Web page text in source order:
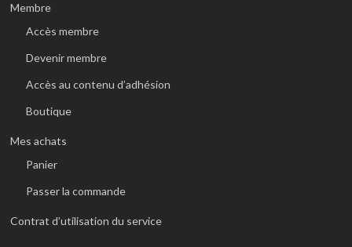
Membre
Accès membre
Devenir membre
Accès au contenu d’adhésion
Boutique
Mes achats
Panier
Passer la commande
Contrat d’utilisation du service